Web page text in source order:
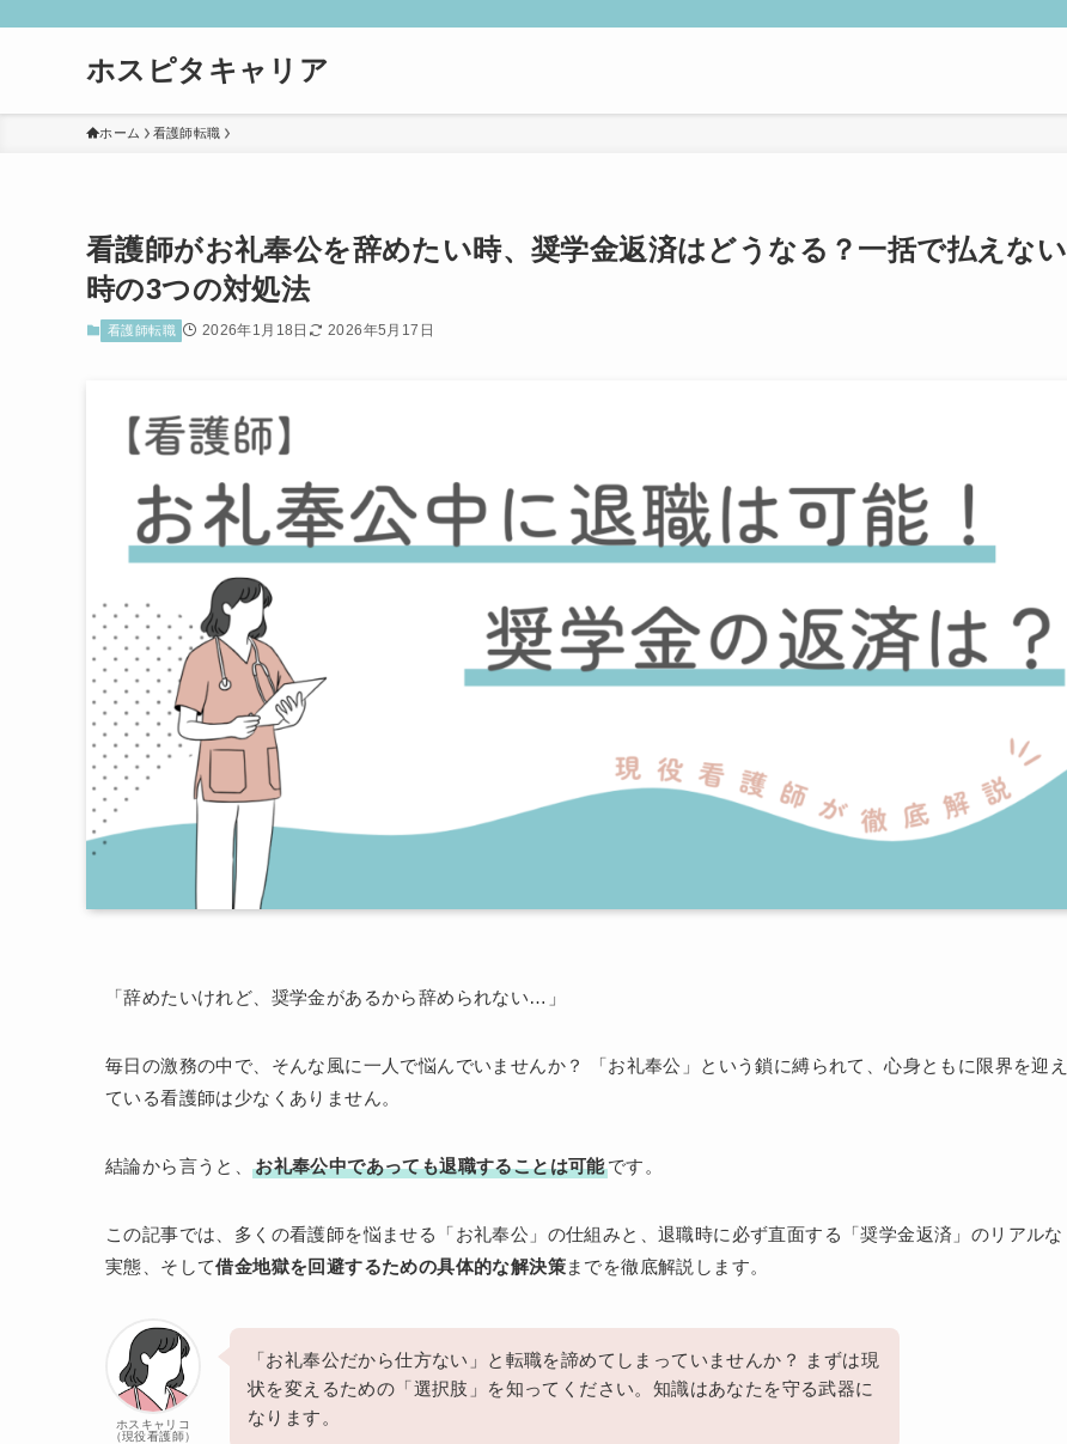
ホスピタキャリア
ホーム 看護師転職
看護師がお礼奉公を辞めたい時、奨学金返済はどうなる？一括で払えない
時の3つの対処法
看護師転職 2026年1月18日 2026年5月17日
「辞めたいけれど、奨学金があるから辞められない…」
毎日の激務の中で、そんな風に一人で悩んでいませんか？ 「お礼奉公」という鎖に縛られて、心身ともに限界を迎え
ている看護師は少なくありません。
結論から言うと、お礼奉公中であっても退職することは可能です。
この記事では、多くの看護師を悩ませる「お礼奉公」の仕組みと、退職時に必ず直面する「奨学金返済」のリアルな
実態、そして借金地獄を回避するための具体的な解決策までを徹底解説します。
ホスキャリコ
（現役看護師）
「お礼奉公だから仕方ない」と転職を諦めてしまっていませんか？ まずは現
状を変えるための「選択肢」を知ってください。知識はあなたを守る武器に
なります。